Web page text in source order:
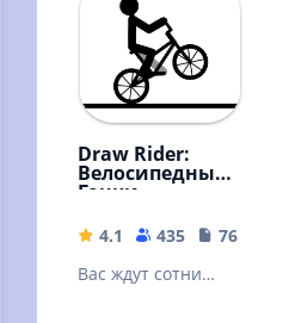
Draw Rider:
Велосипедные
Гонки
4.1 435
76.95 MB
Вас ждут сотни